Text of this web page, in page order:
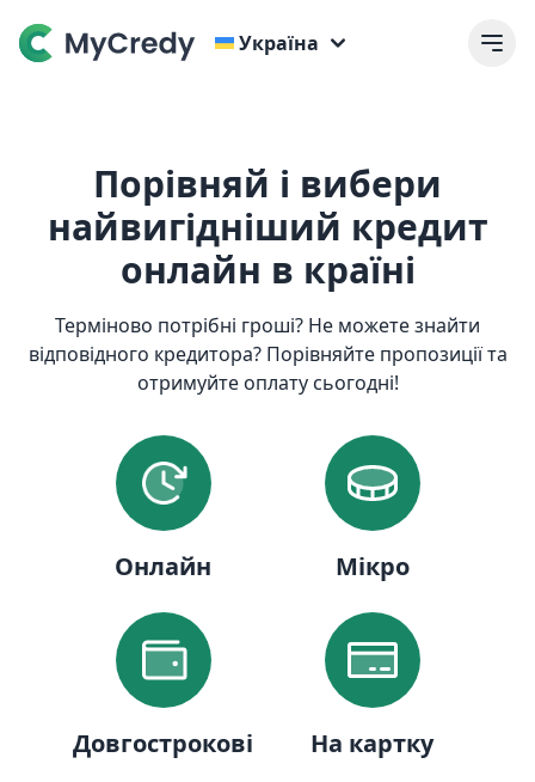
Україна
Порівняй і вибери
найвигідніший кредит
онлайн в країні
Терміново потрібні гроші? Не можете знайти
відповідного кредитора? Порівняйте пропозиції та
отримуйте оплату сьогодні!
Онлайн Мікро
Довгострокові На картку